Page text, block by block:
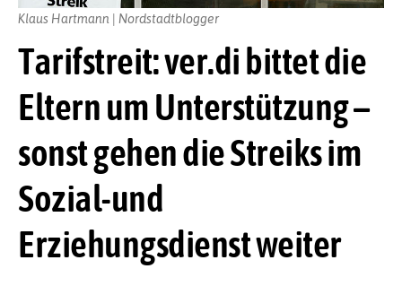
Tarifstreit: ver.di bittet die
Eltern um Unterstützung –
sonst gehen die Streiks im
Sozial-und
Erziehungsdienst weiter
Klaus Hartmann | Nordstadtblogger